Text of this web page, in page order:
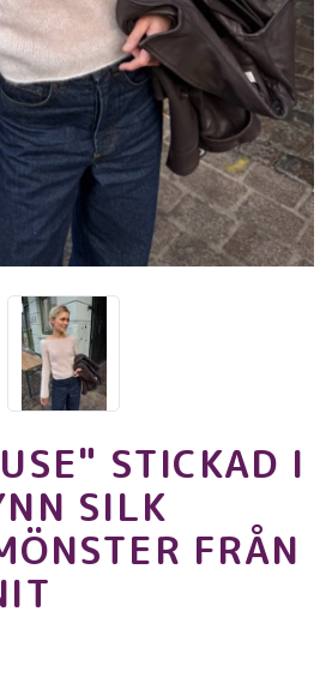
STICKAD I
SILK
FRÅN